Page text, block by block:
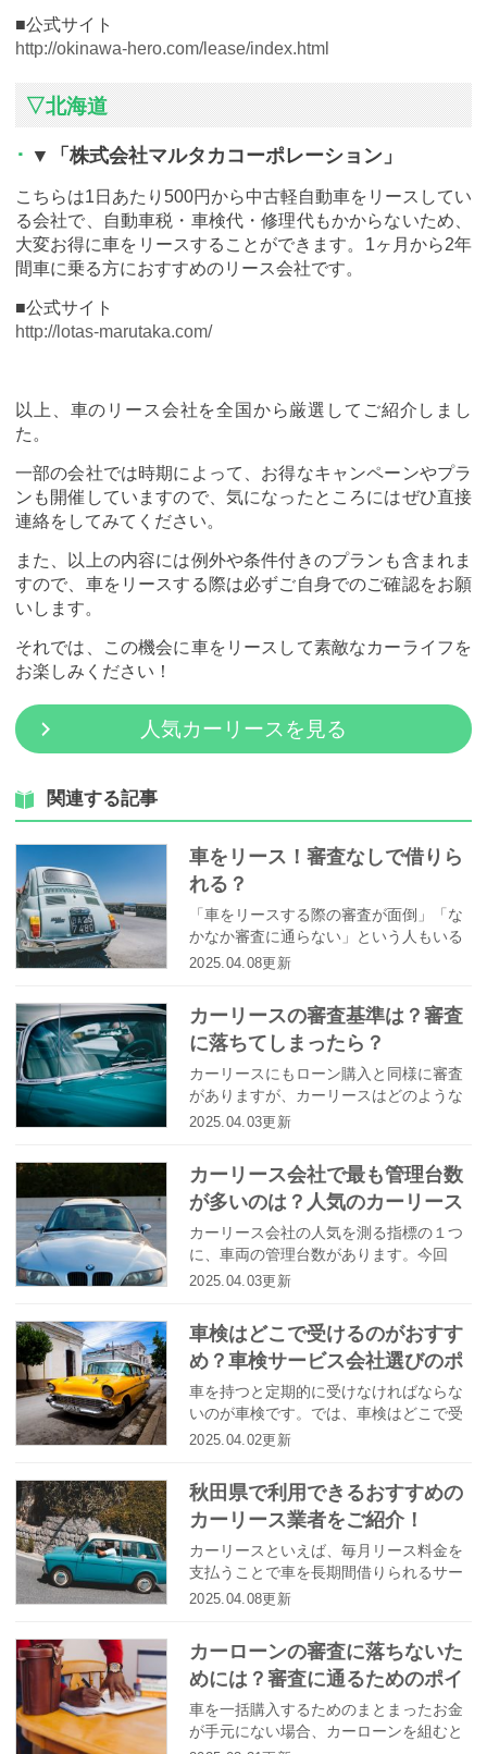
■公式サイト
http://okinawa-hero.com/lease/index.html
▽北海道
▼「株式会社マルタカコーポレーション」
こちらは1日あたり500円から中古軽自動車をリースしてい
る会社で、自動車税・車検代・修理代もかからないため、
大変お得に車をリースすることができます。1ヶ月から2年
間車に乗る方におすすめのリース会社です。
■公式サイト
http://lotas-marutaka.com/
以上、車のリース会社を全国から厳選してご紹介しまし
た。
一部の会社では時期によって、お得なキャンペーンやプラ
ンも開催していますので、気になったところにはぜひ直接
連絡をしてみてください。
また、以上の内容には例外や条件付きのプランも含まれま
すので、車をリースする際は必ずご自身でのご確認をお願
いします。
それでは、この機会に車をリースして素敵なカーライフを
お楽しみください！
人気カーリースを見る
関連する記事
車をリース！審査なしで借りら
れる？
「車をリースする際の審査が面倒」「な
かなか審査に通らない」という人もいる
かと思いますが、中には車のリースが審
では、審査に落ちたときの裏技や、車を
リースするのに審査なしが可能な理由、
おすすめの審査なしリース業者などを一
挙にご紹介していきます！
2025.04.08更新
カーリースの審査基準は？審査
に落ちてしまったら？
カーリースにもローン購入と同様に審査
がありますが、カーリースはどのような
審査基準なのでしょうか。また、審査に
うか。今回はカーリースの審査基準とそ
れをクリアする方法を徹底解説します。
2025.04.03更新
カーリース会社で最も管理台数
が多いのは？人気のカーリース
会社をご紹介！
カーリース会社の人気を測る指標の１つ
に、車両の管理台数があります。今回
は、日本で管理台数が多いカーリース会
す。
2025.04.03更新
車検はどこで受けるのがおすす
め？車検サービス会社選びのポ
イントとは
車を持つと定期的に受けなければならな
いのが車検です。では、車検はどこで受
けるのがおすすめでしょうか。車検サー
でしょうか？
2025.04.02更新
秋田県で利用できるおすすめの
カーリース業者をご紹介！
カーリースといえば、毎月リース料金を
支払うことで車を長期間借りられるサー
ビスとして知られています。マイカーの
とができるので、人気を集めているサー
ビスです。今回は秋田県で利用できるお
すすめのカーリース業者をご紹介したい
と思います。また、秋田県でカーリース
のサービスを利用する際の注意点もまと
2025.04.08更新
カーローンの審査に落ちないた
めには？審査に通るためのポイ
ント
車を一括購入するためのまとまったお金
が手元にない場合、カーローンを組むと